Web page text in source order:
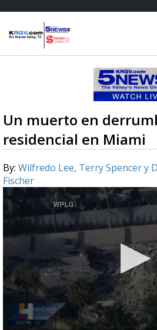
Un muerto en
residencial en Miami
By: Wilfredo Lee, Terry Spencer y
Fischer